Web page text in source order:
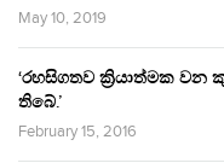
May 10, 2019
‘රහසිගතව ක්‍රියාත්මක වන
තිබේ.’
February 15, 2016